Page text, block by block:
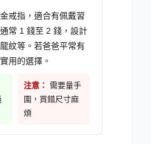
戒指，適合有佩戴習
常 1 錢至 2 錢，設計
紋等。若爸爸平常有
用的選擇。
注意： 需要量手
圍，買錯尺寸麻
煩